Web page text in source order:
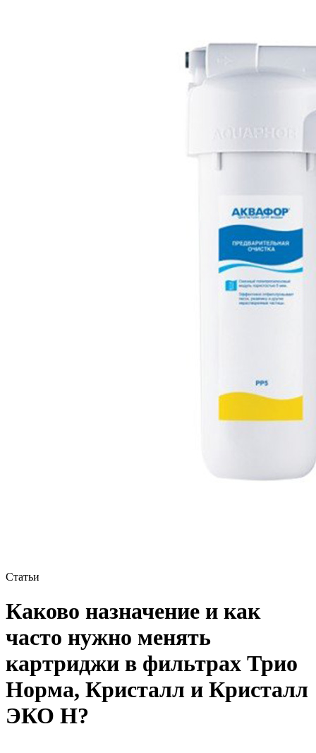
Статьи
Каково назначение и как
часто нужно менять
картриджи в фильтрах Трио
Норма, Кристалл и Кристалл
ЭКО Н?